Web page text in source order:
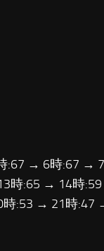
→ 6時:67 →
時:65 → 14時
:53 → 21時:47